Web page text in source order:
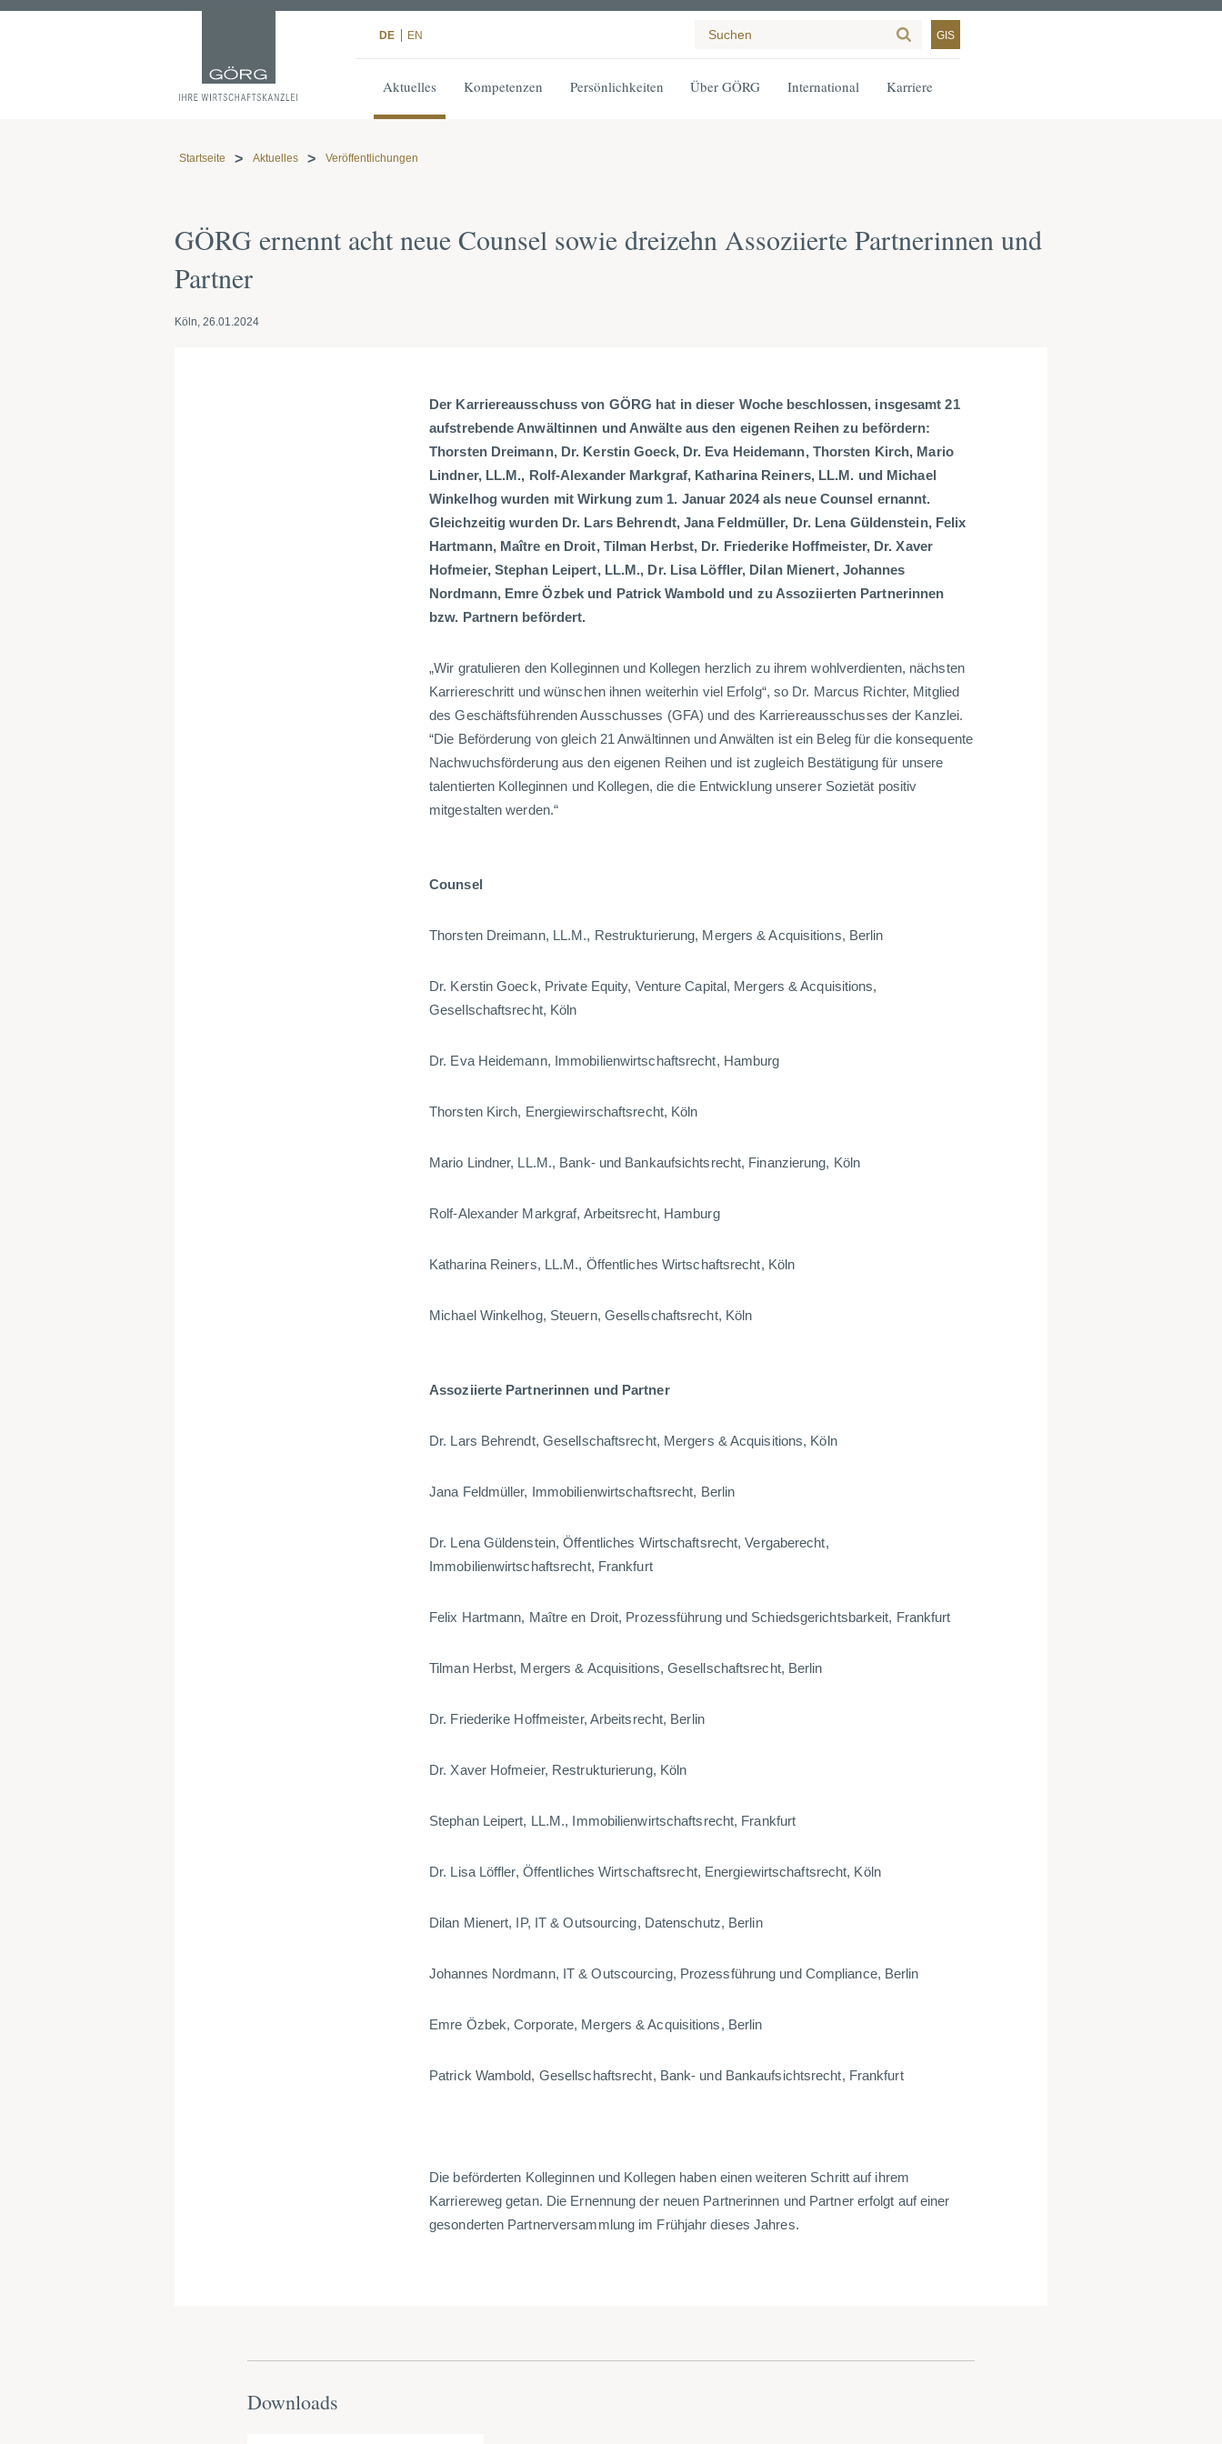
DE EN GIS
Aktuelles Kompetenzen Persönlichkeiten Über GÖRG International Karriere
Startseite Aktuelles Veröffentlichungen
GÖRG ernennt acht neue Counsel sowie dreizehn Assoziierte Partnerinnen und
Partner
Köln, 26.01.2024
Der Karriereausschuss von GÖRG hat in dieser Woche beschlossen, insgesamt 21
aufstrebende Anwältinnen und Anwälte aus den eigenen Reihen zu befördern:
Thorsten Dreimann, Dr. Kerstin Goeck, Dr. Eva Heidemann, Thorsten Kirch, Mario
Lindner, LL.M., Rolf-Alexander Markgraf, Katharina Reiners, LL.M. und Michael
Winkelhog wurden mit Wirkung zum 1. Januar 2024 als neue Counsel ernannt.
Gleichzeitig wurden Dr. Lars Behrendt, Jana Feldmüller, Dr. Lena Güldenstein, Felix
Hartmann, Maître en Droit, Tilman Herbst, Dr. Friederike Hoffmeister, Dr. Xaver
Hofmeier, Stephan Leipert, LL.M., Dr. Lisa Löffler, Dilan Mienert, Johannes
Nordmann, Emre Özbek und Patrick Wambold und zu Assoziierten Partnerinnen
bzw. Partnern befördert.
„Wir gratulieren den Kolleginnen und Kollegen herzlich zu ihrem wohlverdienten, nächsten
Karriereschritt und wünschen ihnen weiterhin viel Erfolg“, so Dr. Marcus Richter, Mitglied
des Geschäftsführenden Ausschusses (GFA) und des Karriereausschusses der Kanzlei.
“Die Beförderung von gleich 21 Anwältinnen und Anwälten ist ein Beleg für die konsequente
Nachwuchsförderung aus den eigenen Reihen und ist zugleich Bestätigung für unsere
talentierten Kolleginnen und Kollegen, die die Entwicklung unserer Sozietät positiv
mitgestalten werden.“
Counsel
Thorsten Dreimann, LL.M., Restrukturierung, Mergers & Acquisitions, Berlin
Dr. Kerstin Goeck, Private Equity, Venture Capital, Mergers & Acquisitions,
Gesellschaftsrecht, Köln
Dr. Eva Heidemann, Immobilienwirtschaftsrecht, Hamburg
Thorsten Kirch, Energiewirschaftsrecht, Köln
Mario Lindner, LL.M., Bank- und Bankaufsichtsrecht, Finanzierung, Köln
Rolf-Alexander Markgraf, Arbeitsrecht, Hamburg
Katharina Reiners, LL.M., Öffentliches Wirtschaftsrecht, Köln
Michael Winkelhog, Steuern, Gesellschaftsrecht, Köln
Assoziierte Partnerinnen und Partner
Dr. Lars Behrendt, Gesellschaftsrecht, Mergers & Acquisitions, Köln
Jana Feldmüller, Immobilienwirtschaftsrecht, Berlin
Dr. Lena Güldenstein, Öffentliches Wirtschaftsrecht, Vergaberecht,
Immobilienwirtschaftsrecht, Frankfurt
Felix Hartmann, Maître en Droit, Prozessführung und Schiedsgerichtsbarkeit, Frankfurt
Tilman Herbst, Mergers & Acquisitions, Gesellschaftsrecht, Berlin
Dr. Friederike Hoffmeister, Arbeitsrecht, Berlin
Dr. Xaver Hofmeier, Restrukturierung, Köln
Stephan Leipert, LL.M., Immobilienwirtschaftsrecht, Frankfurt
Dr. Lisa Löffler, Öffentliches Wirtschaftsrecht, Energiewirtschaftsrecht, Köln
Dilan Mienert, IP, IT & Outsourcing, Datenschutz, Berlin
Johannes Nordmann, IT & Outscourcing, Prozessführung und Compliance, Berlin
Emre Özbek, Corporate, Mergers & Acquisitions, Berlin
Patrick Wambold, Gesellschaftsrecht, Bank- und Bankaufsichtsrecht, Frankfurt
Die beförderten Kolleginnen und Kollegen haben einen weiteren Schritt auf ihrem
Karriereweg getan. Die Ernennung der neuen Partnerinnen und Partner erfolgt auf einer
gesonderten Partnerversammlung im Frühjahr dieses Jahres.
Downloads